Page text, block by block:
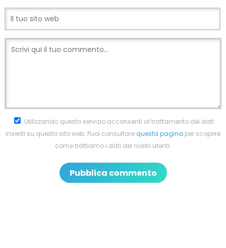
Utilizzando questo servizio acconsenti al trattamento dei dati
inseriti su questo sito web. Puoi consultarequesta pagina per scoprire
come trattiamo i dati dei nostri utenti.